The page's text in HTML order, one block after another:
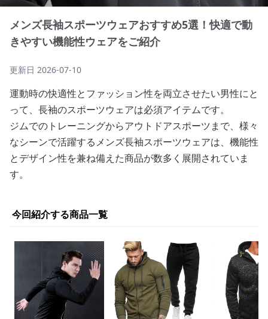
メンズ長袖スポーツウェアおすすめ5選！快適で動
きやすい機能性ウェアをご紹介
更新日 2026-07-10
運動時の快適性とファッション性を両立させたい男性にと
って、長袖のスポーツウェアは必須アイテムです。
ジムでのトレーニングからアウトドアスポーツまで、様々
なシーンで活躍するメンズ長袖スポーツウェアは、機能性
とデザイン性を兼ね備えた商品が数多く展開されていま
す。
今回紹介する商品一覧